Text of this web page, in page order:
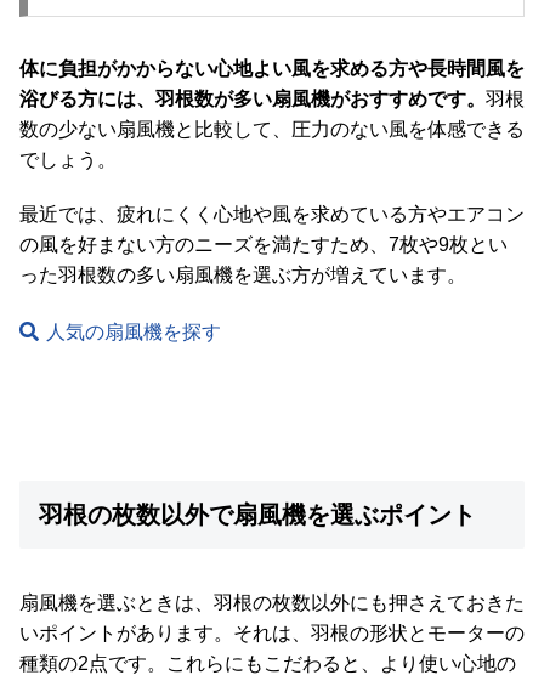
体に負担がかからない心地よい風を求める方や長時間風を
浴びる方には、羽根数が多い扇風機がおすすめです。 羽根
数の少ない扇風機と比較して、圧力のない風を体感できる
でしょう。
最近では、疲れにくく心地や風を求めている方やエアコン
の風を好まない方のニーズを満たすため、7枚や9枚とい
った羽根数の多い扇風機を選ぶ方が増えています。
人気の扇風機を探す
羽根の枚数以外で扇風機を選ぶポイント
扇風機を選ぶときは、羽根の枚数以外にも押さえておきた
いポイントがあります。それは、羽根の形状とモーターの
種類の2点です。これらにもこだわると、より使い心地の